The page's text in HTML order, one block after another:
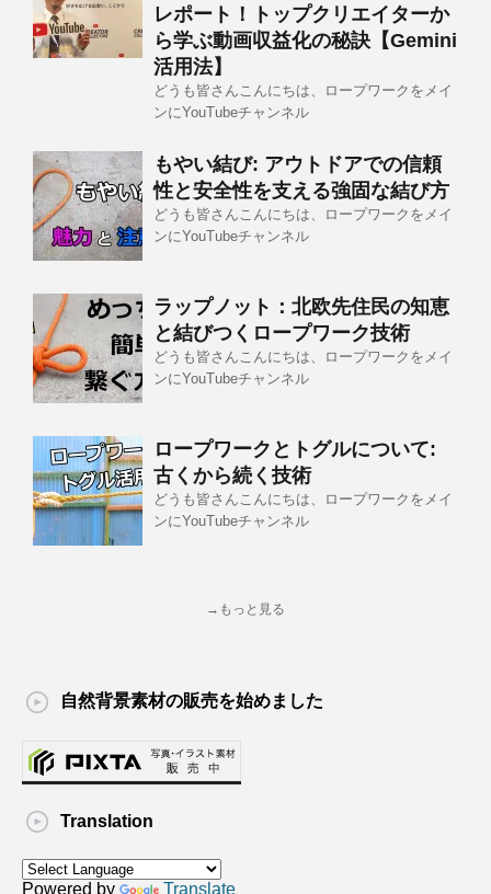
レポート！トップクリエイターか
ら学ぶ動画収益化の秘訣【Gemini
活用法】
どうも皆さんこんにちは、ロープワークをメイ
ンにYouTubeチャンネル
もやい結び: アウトドアでの信頼
性と安全性を支える強固な結び方
どうも皆さんこんにちは、ロープワークをメイ
ンにYouTubeチャンネル
ラップノット：北欧先住民の知恵
と結びつくロープワーク技術
どうも皆さんこんにちは、ロープワークをメイ
ンにYouTubeチャンネル
ロープワークとトグルについて:
古くから続く技術
どうも皆さんこんにちは、ロープワークをメイ
ンにYouTubeチャンネル
→もっと見る
自然背景素材の販売を始めました
Translation
Powered by Translate